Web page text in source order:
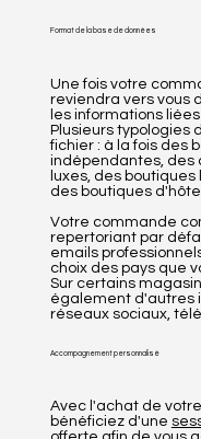
Une fois votre
reviendra vers vous
les informations
Plusieurs typologies
fichier : à la fois des
indépendantes, des
luxes, des
des boutiques
Votre commande
repertoriant par
emails
choix des pays que
Sur certains
également d'autres
réseaux sociaux,
Format de la base de données
Avec l'achat de
bénéficiez d'une
Accompagnement personnalisé